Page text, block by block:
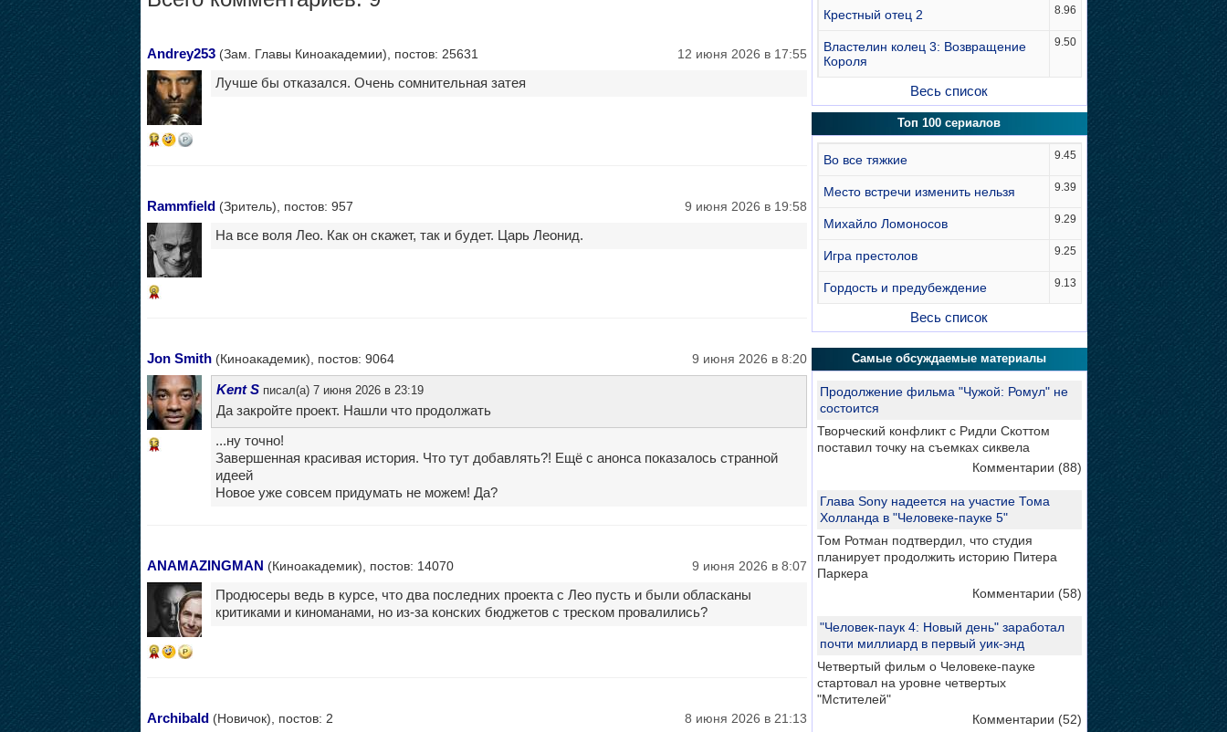
Andrey253(Зам. Главы Киноакадемии), постов: 25631 12 июня 2026 в 17:55
12
Лучше бы отказался. Очень сомнительная затея
Rammfield (Зритель), постов: 957 9 июня 2026 в 19:58
8
На все воля Лео. Как он скажет, так и будет. Царь Леонид.
Jon Smith(Киноакадемик), постов: 9064 9 июня 2026 в 8:20
13
Kent Sписал(а) 7 июня 2026 в 23:19
Да закройте проект. Нашли что продолжать
...ну точно!
Завершенная красивая история. Что тут добавлять?! Ещё с анонса показалось странной
идеей
Новое уже совсем придумать не можем! Да?
ANAMAZINGMAN (Киноакадемик), постов: 14070 9 июня 2026 в 8:07
6
Продюсеры ведь в курсе, что два последних проекта с Лео пусть и были обласканы
критиками и киноманами, но из-за конских бюджетов с треском провалились?
Archibald (Новичок), постов: 2
8 июня 2026 в 21:13
Крестный отец 2 8.96
Властелин колец 3: Возвращение
Короля
9.50
Весь список
Топ 100 сериалов
Во все тяжкие 9.45
Место встречи изменить нельзя 9.39
Михайло Ломоносов 9.29
Игра престолов 9.25
Гордость и предубеждение 9.13
Весь список
Самые обсуждаемые материалы
Продолжение фильма "Чужой: Ромул" не
состоится
Творческий конфликт с Ридли Скоттом
поставил точку на съемках сиквела
Комментарии (88)
Глава Sony надеется на участие Тома
Холланда в "Человеке-пауке 5"
Том Ротман подтвердил, что студия
планирует продолжить историю Питера
Паркера
Комментарии (58)
"Человек-паук 4: Новый день" заработал
почти миллиард в первый уик-энд
Четвертый фильм о Человеке-пауке
стартовал на уровне четвертых
"Мстителей"
Комментарии (52)